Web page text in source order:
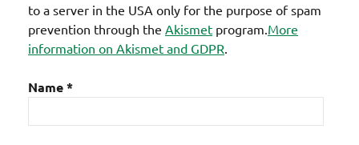
to a server in the USA only for the purpose of spam
prevention through the Akismet program.More
information on Akismet and GDPR.
Name*